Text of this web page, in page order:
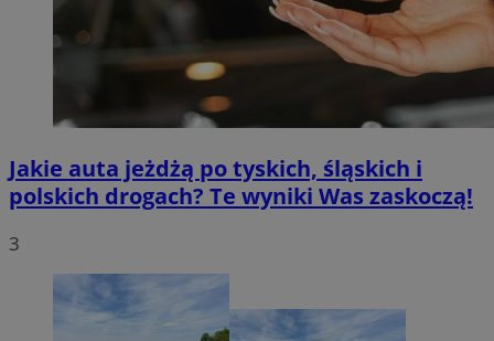
Jakie auta jeżdżą po tyskich, śląskich i
polskich drogach? Te wyniki Was zaskoczą!
3